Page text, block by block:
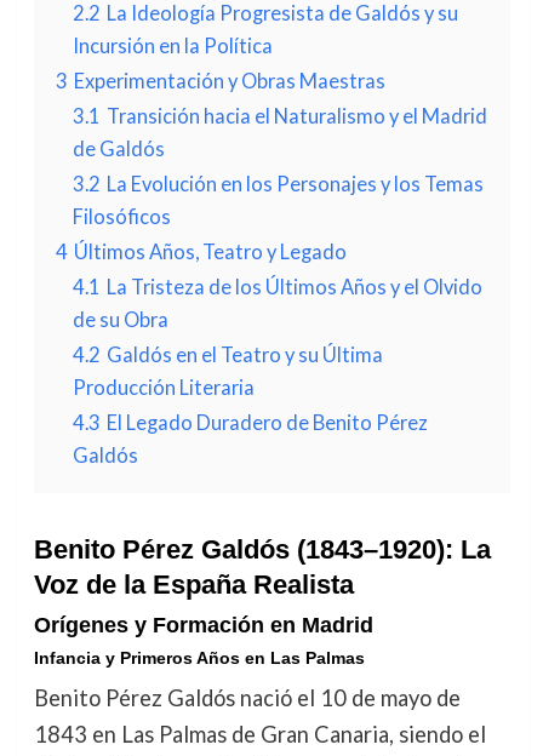
2.2 La Ideología Progresista de Galdós y su
Incursión en la Política
3 Experimentación y Obras Maestras
3.1 Transición hacia el Naturalismo y el Madrid
de Galdós
3.2 La Evolución en los Personajes y los Temas
Filosóficos
4 Últimos Años, Teatro y Legado
4.1 La Tristeza de los Últimos Años y el Olvido
de su Obra
4.2 Galdós en el Teatro y su Última
Producción Literaria
4.3 El Legado Duradero de Benito Pérez
Galdós
Benito Pérez Galdós (1843–1920): La
Voz de la España Realista
Orígenes y Formación en Madrid
Infancia y Primeros Años en Las Palmas
Benito Pérez Galdós nació el 10 de mayo de
1843 en Las Palmas de Gran Canaria, siendo el